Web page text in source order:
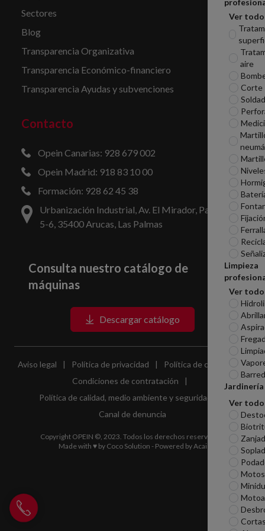
Llamar a Opein
Ver todo
aire
Corte
Limpieza
Ver todo
Jardinería
Ver todo
Sectores
Blog
Transparencia Organizativa
Transparencia Económico-financiero
Transparencia Ayudas y subvenciones
Contacto
Opein Canarias: 928 679 002
Opein Madrid: 918 83 10 00
Formación: 928 62 45 38
Urbanización Industrial, Av. El Mirador, Parcelas
5-6, 35400 Arucas, Las Palmas
Consulta nuestro catálogo de
máquinas
Descargar catálogo
Aviso legal | Política de privacidad | Política de cookies
|
Condiciones de contratación
|
Política de calidad, medio ambiente y seguridad
Canal de denuncia
Copyright OPEIN ©, 2023. Todos los derechos reservados.
Made with ♥ by Coco Solution - Powered byAcai